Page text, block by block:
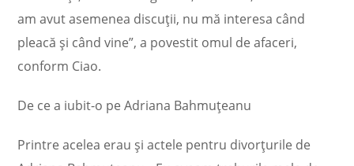
am avut asemenea discuții, nu mă interesa când
pleacă și când vine”, a povestit omul de afaceri,
conform Ciao.
De ce a iubit-o pe Adriana Bahmuțeanu
Printre acelea erau și actele pentru divorțurile de